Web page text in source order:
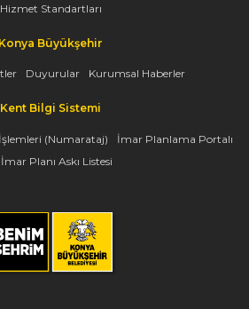
Hizmet Standartları
Konya Büyükşehir
Duyurular Kurumsal Haberler
Kent Bilgi Sistemi
(Numarataj)
İmar Planlama Portalı
Planı Askı Listesi